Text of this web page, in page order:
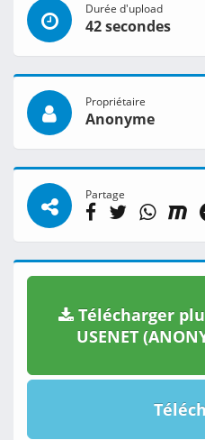
Durée d'upload
42 secondes
Propriétaire
Anonyme
Partage
Télécharger
USENET